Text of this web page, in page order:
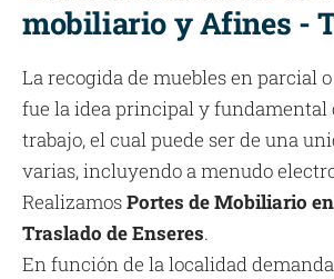
mobiliario y Afines -
La recogida de muebles en parcial
fue la idea principal y fundamental
trabajo, el cual puede ser de una
varias, incluyendo a menudo
RealizamosPortes de Mobiliario
Traslado de Enseres.
En función de la localidad